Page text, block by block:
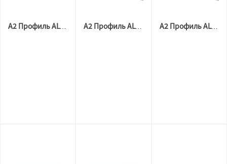
А2 Профиль ALTEZA Бампер АЛ P-60 МАТОВЫЙ ЧЕРНЫЙ ( 2м) А2 Профиль ALTEZA P-60 Гардина МАТОВЫЙ белый (3,2м) А2 Профиль ALTEZA P-60 Гардина МАТОВЫЙ БЕЛЫЙ (2м)